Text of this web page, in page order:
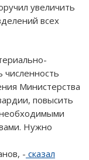
увеличить
всех
численность
Министерства
повысить
Нужно
- сказал